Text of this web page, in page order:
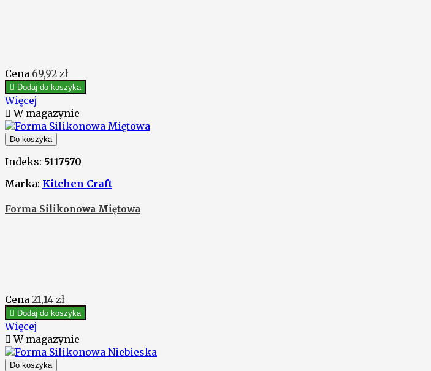
Cena 69,92 zł
 Dodaj do koszyka
Więcej
 W magazynie
Do koszyka
Indeks: 5117570
Marka: Kitchen Craft
Forma Silikonowa Miętowa
Cena 21,14 zł
 Dodaj do koszyka
Więcej
 W magazynie
Do koszyka